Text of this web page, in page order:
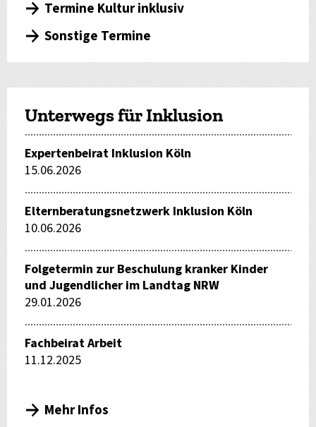
Termine Kultur inklusiv
Sonstige Termine
Unterwegs für Inklusion
Expertenbeirat Inklusion Köln
15.06.2026
Elternberatungsnetzwerk Inklusion Köln
10.06.2026
Folgetermin zur Beschulung kranker Kinder
und Jugendlicher im Landtag NRW
29.01.2026
Fachbeirat Arbeit
11.12.2025
Mehr Infos